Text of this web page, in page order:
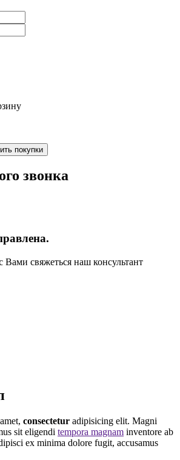
покупки
звонка
свяжеться наш консультант
consectetur adipisicing elit. Magni
sit eligendi tempora magnam inventore ab
ex minima dolore fugit, accusamus